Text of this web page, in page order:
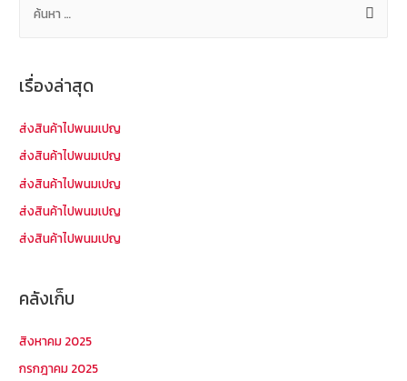
ห
รั
เรื่องล่าสุด
ส่งสินค้าไปพนมเปญ
ส่งสินค้าไปพนมเปญ
ส่งสินค้าไปพนมเปญ
ส่งสินค้าไปพนมเปญ
ส่งสินค้าไปพนมเปญ
คลังเก็บ
สิงหาคม 2025
กรกฎาคม 2025